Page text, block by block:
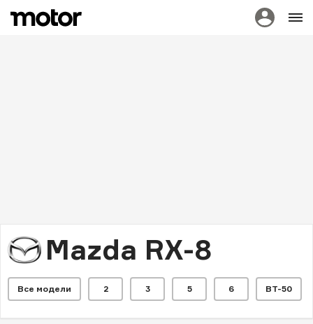
Mazda RX-8
Все модели 2 3 5 6 BT-50